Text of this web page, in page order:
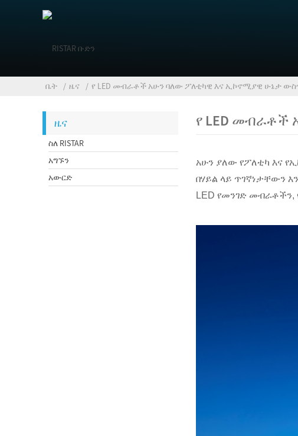
ቤት ዜና የ LED መብራቶች አሁን ባለው ፖለቲካዊ እና ኢኮኖሚያዊ ሁኔታ
ዜና
ስለ RISTAR
አግኙን
አውርድ
የ LED
አሁን ያለው የፖለቲካ እና
በሃይል ላይ ጥገኛነታቸውን
LED የመንገድ